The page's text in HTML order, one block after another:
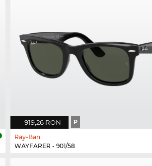
919,26 RON P
Ray-Ban
WAYFARER - 901/58